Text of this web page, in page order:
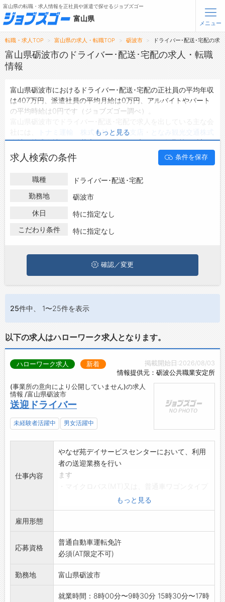
無料会員登録 ログイン
トップ
詳細情報で求人を探す
転職支援サービスについて
転職ノウハウ(応募書類の書き方・面接対策など)
転職・採用コラム
ジョブズゴーについて
お問い合わせ
富山県の転職・求人情報を正社員や派遣で探せるジョブズゴー
富山県
メニュー
転職・求人TOP 富山県の求人・転職TOP 砺波市 ドライバー･配送･宅配の求
富山県砺波市のドライバー･配送･宅配の求人・転職
情報
富山県砺波市におけるドライバー･配送･宅配の正社員の平均年収
は407万円、派遣社員の平均月給は0万円、アルバイトやパート
の平均時給は0円です（ジョブズゴー調べ）。
トナミ運輸 株式会社 富山支店
会社・株式会社 沢田花房などがあり、未経験や短期等ご希望の
条件で絞り込みができます。
富山県砺波市の地域密着型の求人サイトであるジョブズゴーでは
富山県砺波市の求人情報を15件取り扱っており、そのうち
は13件、 派遣社員の求人 は0件、アルバイト・パートの求
は0件です。
第二新卒から50代・60代以上の方の再就職も可能です。 富山県
砺波市でドライバー･配送･宅配の求人・転職情報を探している方
は、ぜひ興味のある職種に応募してみてくださいね。
もっと見る
求人検索の条件 条件を保存
職種
ドライバー･配送･宅配
勤務地
砺波市
休日
特に指定なし
こだわり条件
特に指定なし
確認／変更
25件中、 1〜25件を表示
以下の求人はハローワーク求人となります。
掲載開始日:2026/08/03
情報提供元：砺波公共職業安定所
ハローワーク求人 新着
(事業所の意向により公開していません)の求人
情報 /富山県砺波市
送迎ドライバー
未経験者活躍中 男女活躍中
仕事内容
やなぜ苑デイサービスセンターにおいて、利用
者の送迎業務を行い
ます
し、砺波市内での送迎
作 など
【変更範囲:なし】
※面接を希望される方は、事前にハローワーク
の「紹介状」の交付
を受けてください
もっと見る
雇用形態
応募資格
普通自動車運転免許
必須(AT限定不可)
勤務地 富山県砺波市
就業時間：8時00分〜9時30分 15時30分〜17時